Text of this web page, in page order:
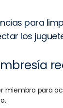
para
los
miembro para